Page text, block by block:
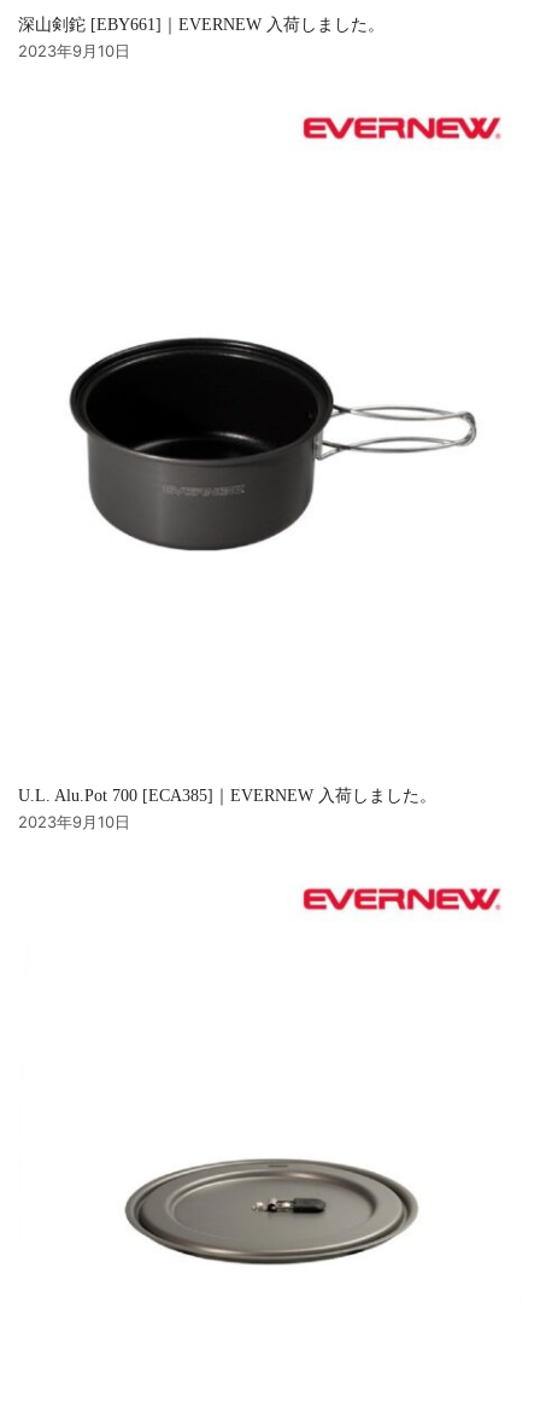
深山剣鉈 [EBY661]｜EVERNEW 入荷しました。
2023年9月10日
U.L. Alu.Pot 700 [ECA385]｜EVERNEW 入荷しました。
2023年9月10日